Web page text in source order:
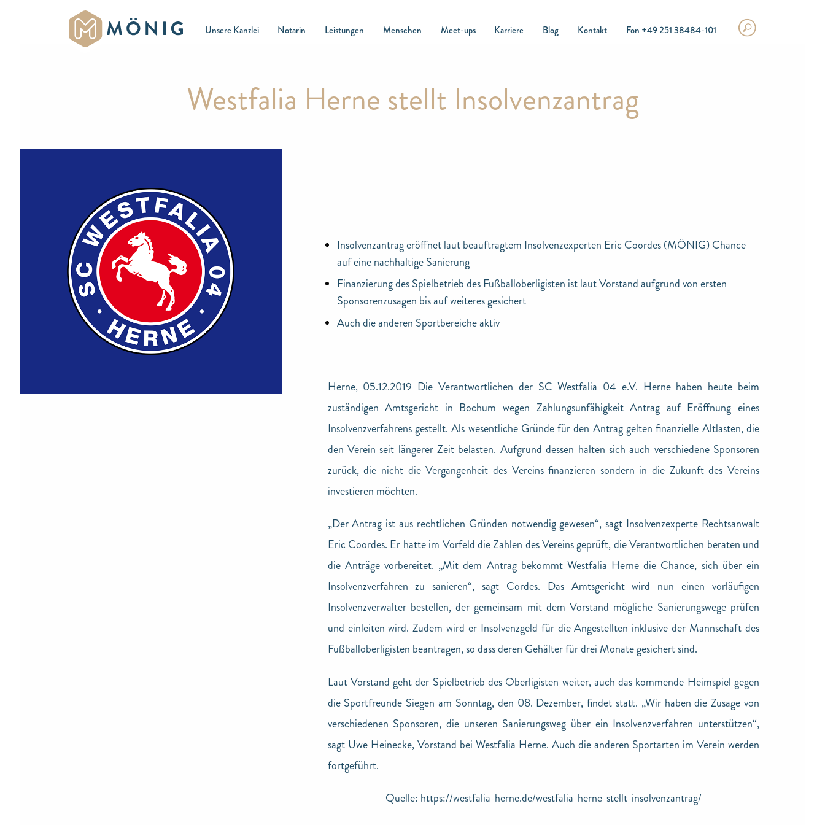
Unsere Kanzlei Notarin Leistungen Menschen Meet-ups Karriere Blog Kontakt Fon +49 251 38484-101
Westfalia Herne stellt Insolvenzantrag
Insolvenzantrag eröffnet laut beauftragtem Insolvenzexperten Eric Coordes (MÖNIG) Chance
auf eine nachhaltige Sanierung
Finanzierung des Spielbetrieb des Fußballoberligisten ist laut Vorstand aufgrund von ersten
Sponsorenzusagen bis auf weiteres gesichert
Auch die anderen Sportbereiche aktiv
Herne, 05.12.2019 Die Verantwortlichen der SC Westfalia 04 e.V. Herne haben heute beim
zuständigen Amtsgericht in Bochum wegen Zahlungsunfähigkeit Antrag auf Eröffnung eines
Insolvenzverfahrens gestellt. Als wesentliche Gründe für den Antrag gelten finanzielle Altlasten, die
den Verein seit längerer Zeit belasten. Aufgrund dessen halten sich auch verschiedene Sponsoren
zurück, die nicht die Vergangenheit des Vereins finanzieren sondern in die Zukunft des Vereins
investieren möchten.
„Der Antrag ist aus rechtlichen Gründen notwendig gewesen“, sagt Insolvenzexperte Rechtsanwalt
Eric Coordes. Er hatte im Vorfeld die Zahlen des Vereins geprüft, die Verantwortlichen beraten und
die Anträge vorbereitet. „Mit dem Antrag bekommt Westfalia Herne die Chance, sich über ein
Insolvenzverfahren zu sanieren“, sagt Cordes. Das Amtsgericht wird nun einen vorläufigen
Insolvenzverwalter bestellen, der gemeinsam mit dem Vorstand mögliche Sanierungswege prüfen
und einleiten wird. Zudem wird er Insolvenzgeld für die Angestellten inklusive der Mannschaft des
Fußballoberligisten beantragen, so dass deren Gehälter für drei Monate gesichert sind.
Laut Vorstand geht der Spielbetrieb des Oberligisten weiter, auch das kommende Heimspiel gegen
die Sportfreunde Siegen am Sonntag, den 08. Dezember, findet statt. „Wir haben die Zusage von
verschiedenen Sponsoren, die unseren Sanierungsweg über ein Insolvenzverfahren unterstützen“,
sagt Uwe Heinecke, Vorstand bei Westfalia Herne. Auch die anderen Sportarten im Verein werden
fortgeführt.
Quelle: https://westfalia-herne.de/westfalia-herne-stellt-insolvenzantrag/